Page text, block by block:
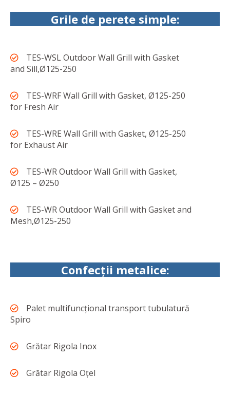
Grile de perete simple:
TES-WSL Outdoor Wall Grill with Gasket
and Sill,Ø125-250
TES-WRF Wall Grill with Gasket, Ø125-250
for Fresh Air
TES-WRE Wall Grill with Gasket, Ø125-250
for Exhaust Air
TES-WR Outdoor Wall Grill with Gasket,
Ø125 – Ø250
TES-WR Outdoor Wall Grill with Gasket and
Mesh,Ø125-250
Confecții metalice:
Palet multifuncțional transport tubulatură
Spiro
Grătar Rigola Inox
Grătar Rigola Oțel